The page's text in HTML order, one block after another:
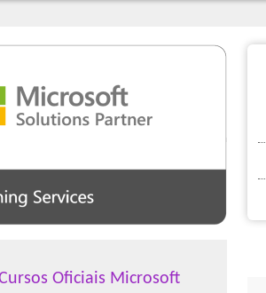
Oficiais Microsoft